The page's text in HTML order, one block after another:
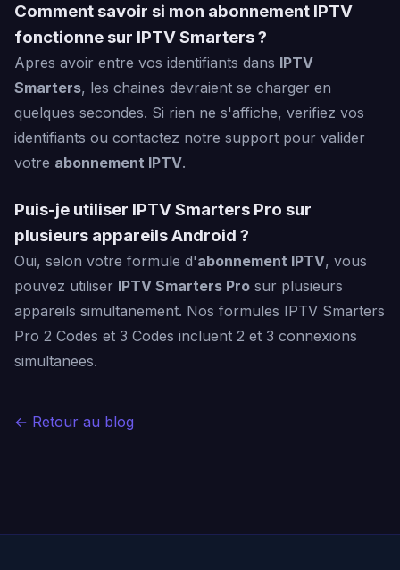
Comment savoir si mon abonnement IPTV
fonctionne sur IPTV Smarters ?
Apres avoir entre vos identifiants dans IPTV
Smarters, les chaines devraient se charger en
quelques secondes. Si rien ne s'affiche, verifiez vos
identifiants ou contactez notre support pour valider
votre abonnement IPTV.
Puis-je utiliser IPTV Smarters Pro sur
plusieurs appareils Android ?
Oui, selon votre formule d'abonnement IPTV, vous
pouvez utiliser IPTV Smarters Pro sur plusieurs
appareils simultanement. Nos formules IPTV Smarters
Pro 2 Codes et 3 Codes incluent 2 et 3 connexions
simultanees.
← Retour au blog